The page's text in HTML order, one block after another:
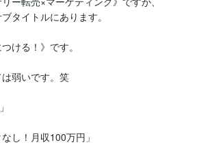
タイトルにあります。
ける！》です。
弱いです。笑
し！月収100万円」